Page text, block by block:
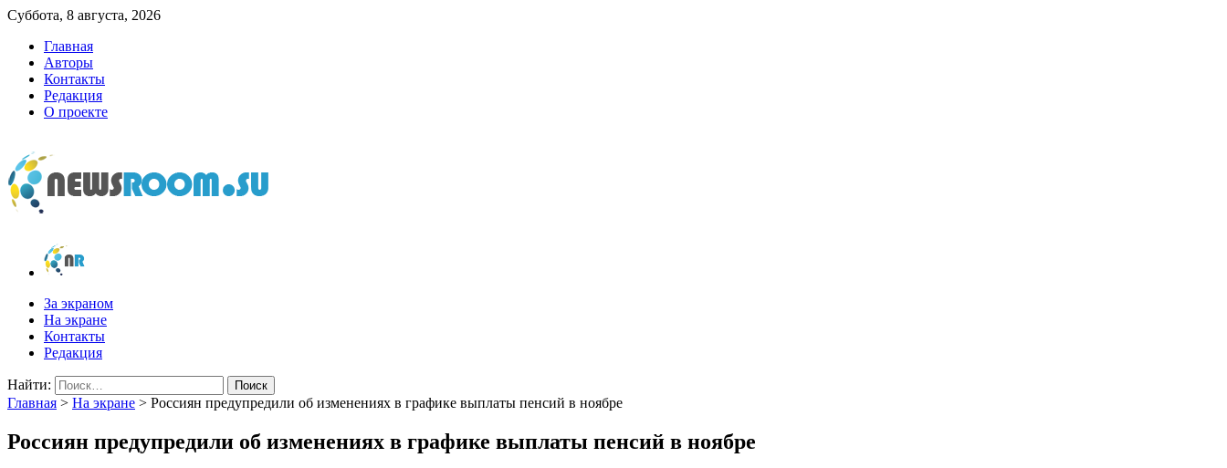
Суббота, 8 августа, 2026
Главная
Авторы
Контакты
Редакция
О проекте
newsroom.su
Новости о новостях
За экраном
На экране
Контакты
Редакция
Найти:
Главная > На экране > Россиян предупредили об изменениях в графике выплаты пенсий в ноябре
Россиян предупредили об изменениях в графике выплаты пенсий в ноябре